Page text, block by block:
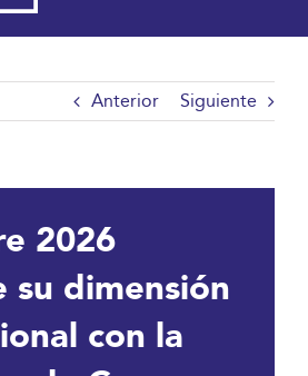
Anterior Siguiente
2026
su dimensión
con la